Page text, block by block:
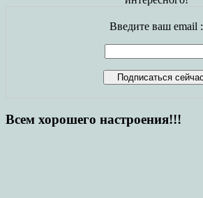
Введите ваш email :
Всем хорошего настроения!!!